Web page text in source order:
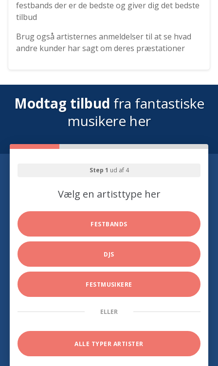
festbands der er de bedste og giver dig det bedste
tilbud
Brug også artisternes anmeldelser til at se hvad
andre kunder har sagt om deres præstationer
Modtag tilbud fra fantastiske
musikere her
Step 1 ud af 4
Vælg en artisttype her
FESTBANDS
DJS
FESTMUSIKERE
ELLER
ALLE TYPER ARTISTER